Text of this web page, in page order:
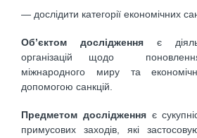
— дослідити категорії економічних
Об’єктом дослідження є
організацій щодо
міжнародного миру та
допомогою санкцій.
Предметом дослідженняє
примусових заходів, які